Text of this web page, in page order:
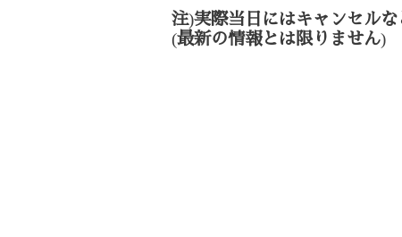
注)実際当日にはキャンセル
(最新の情報とは限りません)